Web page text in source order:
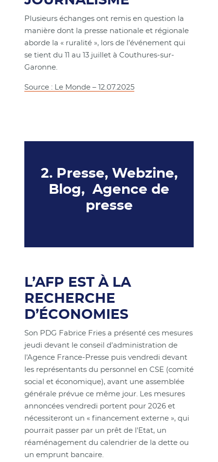
Plusieurs échanges ont remis en question la
manière dont la presse nationale et régionale
aborde la « ruralité », lors de l’événement qui
se tient du 11 au 13 juillet à Couthures-sur-
Garonne.
Source : Le Monde – 12.07.2025
2. Presse, Webzine,
Blog, Agence de
presse
L’AFP EST À LA
RECHERCHE
D’ÉCONOMIES
Son PDG Fabrice Fries a présenté ces mesures
jeudi devant le conseil d'administration de
l'Agence France-Presse puis vendredi devant
les représentants du personnel en CSE (comité
social et économique), avant une assemblée
générale prévue ce même jour. Les mesures
annoncées vendredi portent pour 2026 et
nécessiteront un « financement externe », qui
pourrait passer par un prêt de l'Etat, un
réaménagement du calendrier de la dette ou
un emprunt bancaire.